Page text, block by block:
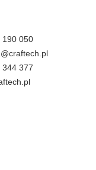
190 050
344 377